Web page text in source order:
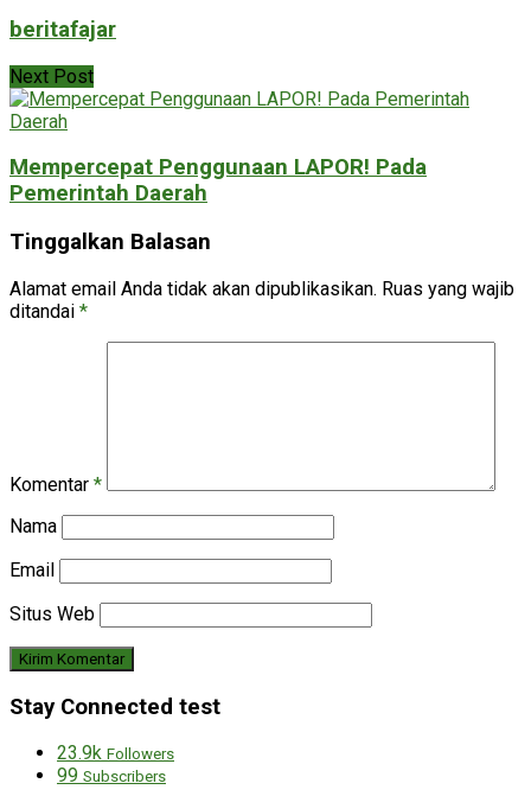
beritafajar
Next Post
Mempercepat Penggunaan LAPOR! Pada
Pemerintah Daerah
Tinggalkan Balasan
Alamat email Anda tidak akan dipublikasikan. Ruas yang wajib
ditandai *
Komentar *
Nama
Email
Situs Web
Stay Connected test
23.9k Followers
99 Subscribers